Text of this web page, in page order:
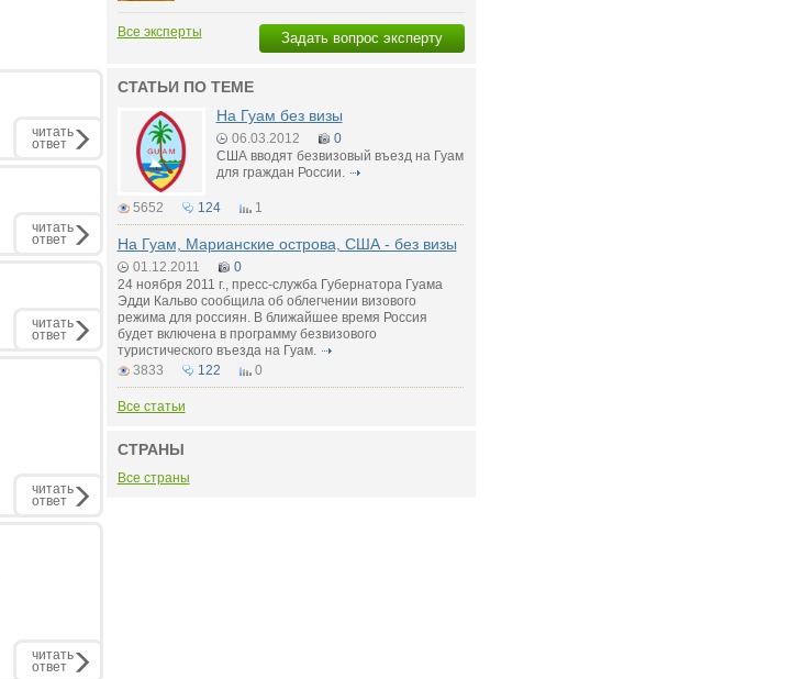
читать
ответ
читать
ответ
читать
ответ
читать
ответ
читать
ответ
Задать вопрос эксперту
Все эксперты
СТАТЬИ ПО ТЕМЕ
На Гуам без визы
06.03.2012
0
США вводят безвизовый въезд на Гуам
для граждан России.
5652 124 1
На Гуам, Марианские острова, США - без визы
01.12.2011
0
24 ноября 2011 г., пресс-служба Губернатора Гуама
Эдди Кальво сообщила об облегчении визового
режима для россиян. В ближайшее время Россия
будет включена в программу безвизового
туристического въезда на Гуам.
3833
122 0
Все статьи
СТРАНЫ
Все страны